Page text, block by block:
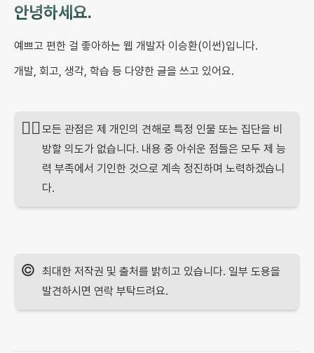
안녕하세요.
예쁘고 편한 걸 좋아하는 웹 개발자 이승환(이썬)입니다.
개발, 회고, 생각, 학습 등 다양한 글을 쓰고 있어요.
🙇‍♂️ 모든 관점은 제 개인의 견해로 특정 인물 또는 집단을 비
방할 의도가 없습니다. 내용 중 아쉬운 점들은 모두 제 능
력 부족에서 기인한 것으로 계속 정진하며 노력하겠습니
다.
©️ 최대한 저작권 및 출처를 밝히고 있습니다. 일부 도용을
발견하시면 연락 부탁드려요.